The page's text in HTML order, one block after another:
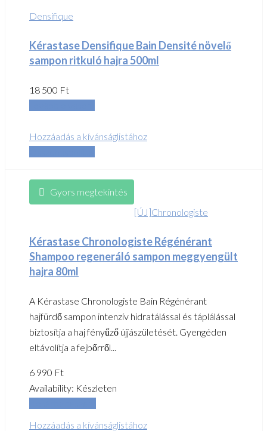
Densifique
Kérastase Densifique Bain Densité növelő
sampon ritkuló hajra 500ml
18 500 Ft
Hozzáadás a kívánságlistához
Gyors megtekintés
[ÚJ]Chronologiste
Kérastase Chronologiste Régénérant
Shampoo regeneráló sampon meggyengült
hajra 80ml
A Kérastase Chronologiste Bain Régénérant
hajfürdő sampon intenzív hidratálással és táplálással
biztosítja a haj fényűző újjászületését. Gyengéden
eltávolítja a fejbőrről...
6 990 Ft
Availability: Készleten
Hozzáadás a kívánságlistához